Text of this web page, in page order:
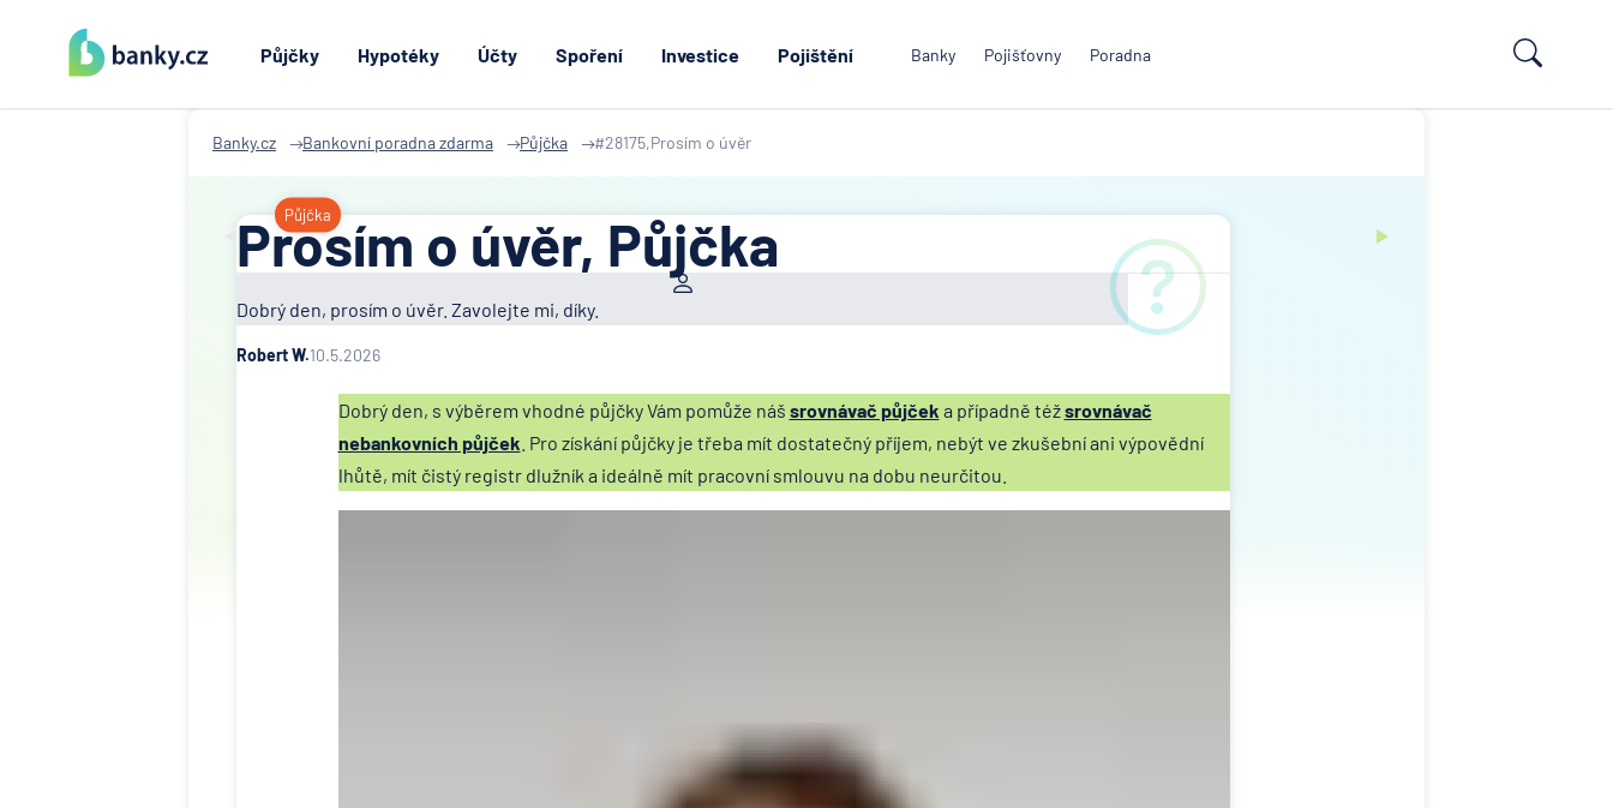
Půjčky Hypotéky Účty Spoření Investice Pojištění Banky Pojišťovny Poradna
Banky.cz Bankovní poradna zdarma Půjčka #28175,Prosím o úvěr
Půjčka
Prosím o úvěr, Půjčka
Dobrý den, prosím o úvěr. Zavolejte mi, díky.
Robert W.10.5.2026
Dobrý den, s výběrem vhodné půjčky Vám pomůže náš srovnávač půjček a případně téžsrovnávač
nebankovních půjček . Pro získání půjčky je třeba mít dostatečný příjem, nebýt ve zkušební ani výpovědní
lhůtě, mít čistý registr dlužník a ideálně mít pracovní smlouvu na dobu neurčitou.